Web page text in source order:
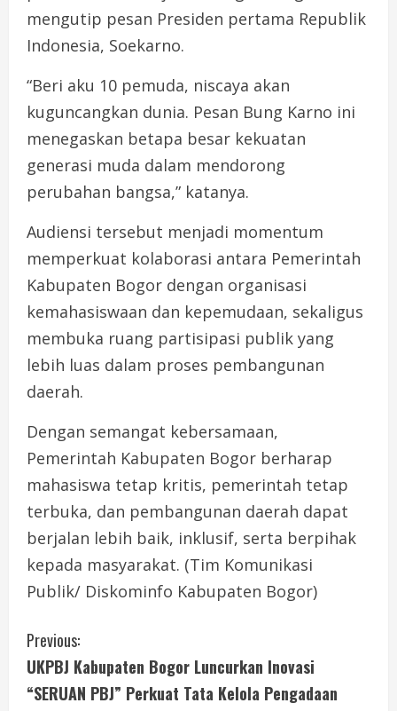
mengutip pesan Presiden pertama Republik
Indonesia, Soekarno.
“Beri aku 10 pemuda, niscaya akan
kuguncangkan dunia. Pesan Bung Karno ini
menegaskan betapa besar kekuatan
generasi muda dalam mendorong
perubahan bangsa,” katanya.
Audiensi tersebut menjadi momentum
memperkuat kolaborasi antara Pemerintah
Kabupaten Bogor dengan organisasi
kemahasiswaan dan kepemudaan, sekaligus
membuka ruang partisipasi publik yang
lebih luas dalam proses pembangunan
daerah.
Dengan semangat kebersamaan,
Pemerintah Kabupaten Bogor berharap
mahasiswa tetap kritis, pemerintah tetap
terbuka, dan pembangunan daerah dapat
berjalan lebih baik, inklusif, serta berpihak
kepada masyarakat. (Tim Komunikasi
Publik/ Diskominfo Kabupaten Bogor)
C
o
Previous:
UKPBJ Kabupaten Bogor Luncurkan Inovasi
“SERUAN PBJ” Perkuat Tata Kelola Pengadaan